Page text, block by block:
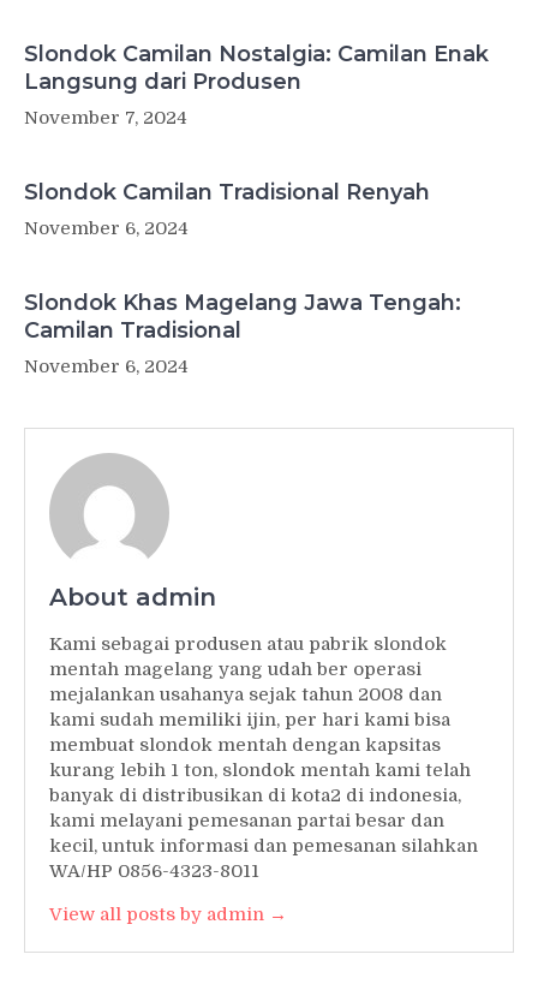
Slondok Camilan Nostalgia: Camilan Enak
Langsung dari Produsen
November 7, 2024
Slondok Camilan Tradisional Renyah
November 6, 2024
Slondok Khas Magelang Jawa Tengah:
Camilan Tradisional
November 6, 2024
About admin
Kami sebagai produsen atau pabrik slondok
mentah magelang yang udah ber operasi
mejalankan usahanya sejak tahun 2008 dan
kami sudah memiliki ijin, per hari kami bisa
membuat slondok mentah dengan kapsitas
kurang lebih 1 ton, slondok mentah kami telah
banyak di distribusikan di kota2 di indonesia,
kami melayani pemesanan partai besar dan
kecil, untuk informasi dan pemesanan silahkan
WA/HP 0856-4323-8011
View all posts by admin →